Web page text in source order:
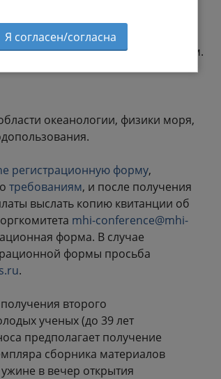
доклада на
распределение их по секциям.
океанологии, физики моря,
регистрационную форму,
требованиям, и после получения
выслать копию квитанции об
mhi-conference@mhi-
форма. В случае
формы просьба
.
второго
ученых (до 39 лет
предполагает получение
сборника материалов
в вечер открытия
Я согласен/согласна